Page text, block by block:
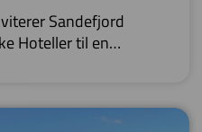
Sandefjord
Hoteller til en